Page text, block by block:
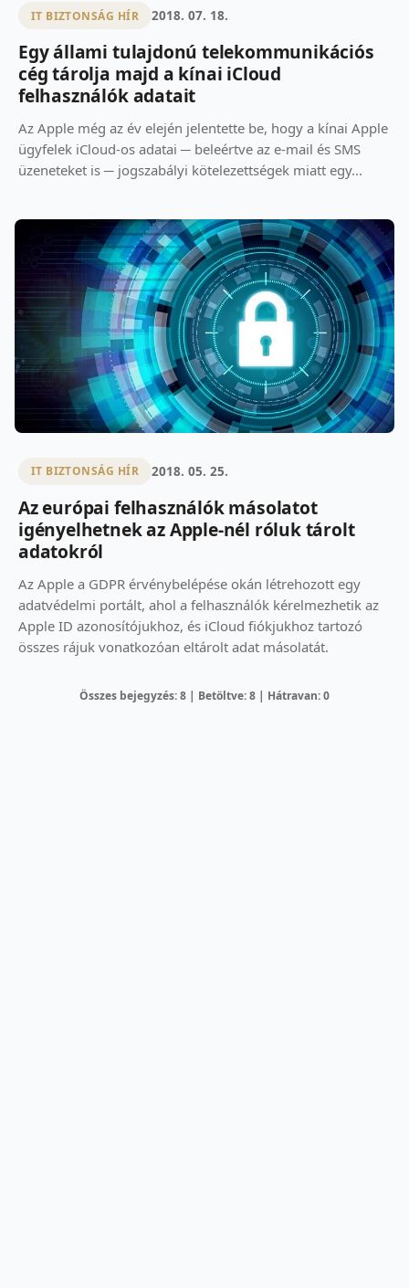
IT BIZTONSÁG HÍR 2018. 07. 18.
Egy állami tulajdonú telekommunikációs
cég tárolja majd a kínai iCloud
felhasználók adatait
Az Apple még az év elején jelentette be, hogy a kínai Apple
ügyfelek iCloud-os adatai ─ beleértve az e-mail és SMS
üzeneteket is ─ jogszabályi kötelezettségek miatt egy...
IT BIZTONSÁG HÍR 2018. 05. 25.
Az európai felhasználók másolatot
igényelhetnek az Apple-nél róluk tárolt
adatokról
Az Apple a GDPR érvénybelépése okán létrehozott egy
adatvédelmi portált, ahol a felhasználók kérelmezhetik az
Apple ID azonosítójukhoz, és iCloud fiókjukhoz tartozó
összes rájuk vonatkozóan eltárolt adat másolatát.
Összes bejegyzés: 8 | Betöltve: 8 | Hátravan: 0